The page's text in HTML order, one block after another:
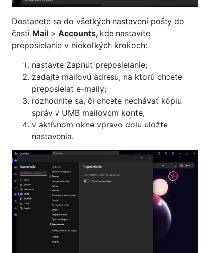
Dostanete sa do všetkých nastavení pošty do
časti Mail > Accounts, kde nastavíte
preposielanie v niekoľkých krokoch:
nastavte Zapnúť preposielanie;
zadajte mailovú adresu, na ktorú chcete
preposielať e-maily;
rozhodnite sa, či chcete nechávať kópiu
správ v UMB mailovom konte,
v aktívnom okne vpravo dolu uložte
nastavenia.